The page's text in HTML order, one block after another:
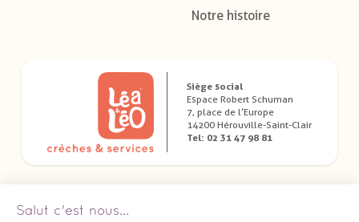
Notre histoire
Siège social
Espace Robert Schuman
7, place de l’Europe
14200 Hérouville-Saint-Clair
Tel: 02 31 47 98 81